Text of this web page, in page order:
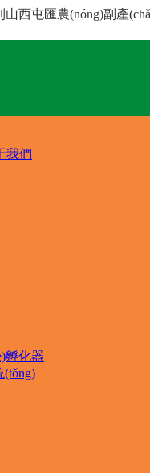
西屯匯農(nóng)副產
我們
孵化器
(tǒng)